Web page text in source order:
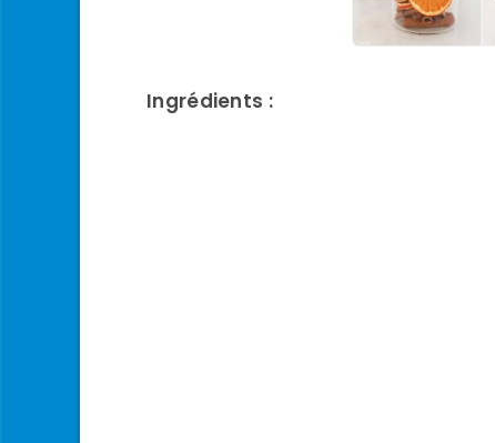
Ingrédients :